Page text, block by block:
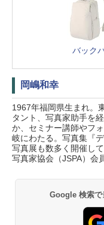
バック
岡嶋和幸
1967年福岡県生まれ。
タント、写真家助手を
か、セミナー講師やフ
岐にわたる。写真集『
写真展も数多く開催し
写真家協会（JSPA）会
Google 検索で